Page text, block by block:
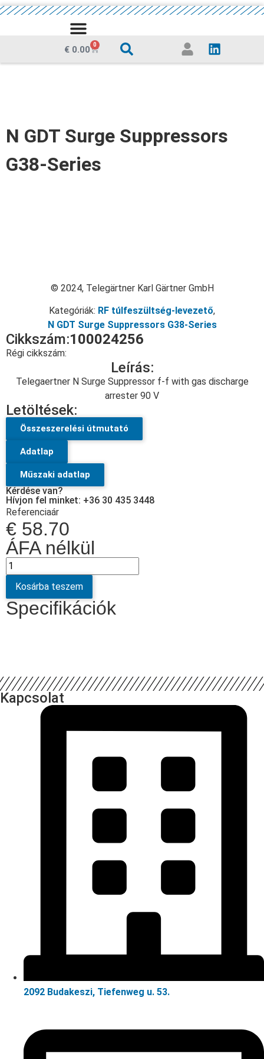
€ 0.00 0
N GDT Surge Suppressors
G38-Series
© 2024, Telegärtner Karl Gärtner GmbH
Kategóriák: RF túlfeszültség-levezető,
N GDT Surge Suppressors G38-Series
Cikkszám:100024256
Régi cikkszám:
Leírás:
Telegaertner N Surge Suppressor f-f with gas discharge
arrester 90 V
Letöltések:
Összeszerelési útmutató
Adatlap
Műszaki adatlap
Kérdése van?
Hívjon fel minket: +36 30 435 3448
Referenciaár
€ 58.70
ÁFA nélkül
Kosárba teszem
Specifikációk
Kapcsolat
2092 Budakeszi, Tiefenweg u. 53.